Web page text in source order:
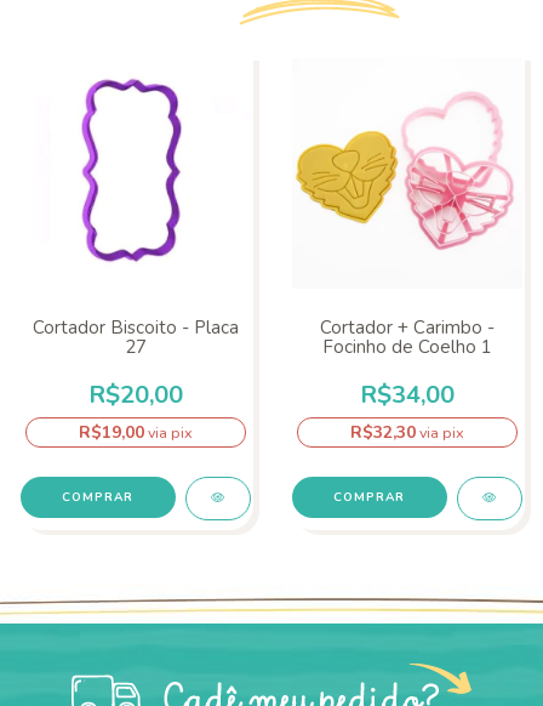
Cortador Biscoito - Placa
27
R$20,00
R$19,00via pix
Cortador + Carimbo -
Focinho de Coelho 1
R$34,00
R$32,30via pix